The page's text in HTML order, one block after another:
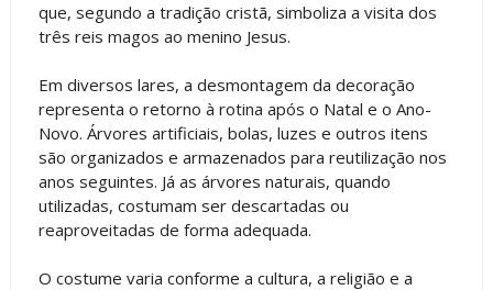
que, segundo a tradição cristã, simboliza a visita dos
três reis magos ao menino Jesus.
Em diversos lares, a desmontagem da decoração
representa o retorno à rotina após o Natal e o Ano-
Novo. Árvores artificiais, bolas, luzes e outros itens
são organizados e armazenados para reutilização nos
anos seguintes. Já as árvores naturais, quando
utilizadas, costumam ser descartadas ou
reaproveitadas de forma adequada.
O costume varia conforme a cultura, a religião e a